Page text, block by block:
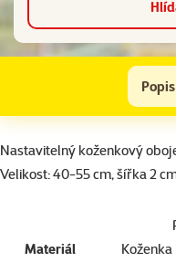
Obojek DOG FANTASY ClassicPopis
Na začátek stránky
Nastavitelný koženkový
Velikost: 40-55 cm, šířka 2
Materiál
Koženka